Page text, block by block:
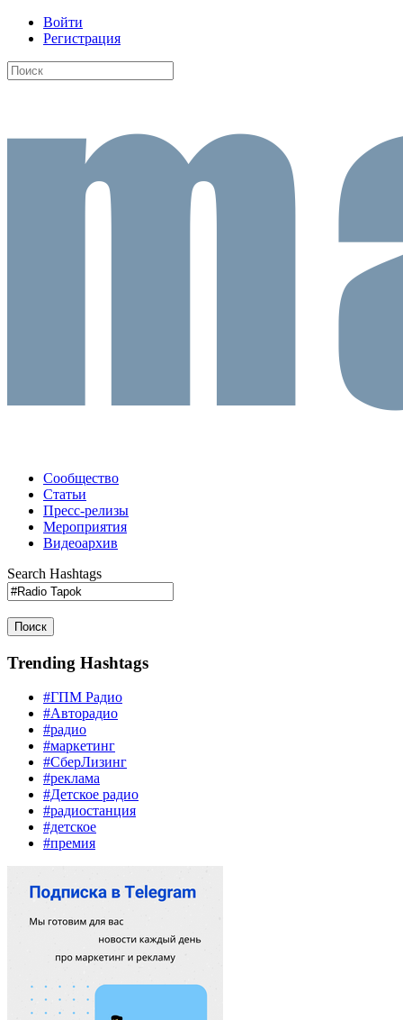
Войти
Регистрация
Сообщество
Статьи
Пресс-релизы
Мероприятия
Видеоархив
Search Hashtags
Поиск
Trending Hashtags
#ГПМ Радио
#Авторадио
#радио
#маркетинг
#СберЛизинг
#реклама
#Детское радио
#радиостанция
#детское
#премия